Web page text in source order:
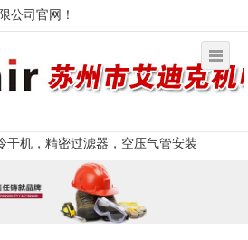
公司官网！
干机，精密过滤器，空压气管安装